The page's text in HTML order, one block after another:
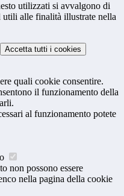
utilizzati si avvalgono di
utili alle finalità illustrate nella
Accetta tutti i cookies
quali cookie consentire.
il funzionamento della
al funzionamento potete
non possono essere
nella pagina della cookie